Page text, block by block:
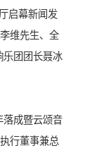
启幕新闻发
维先生、全
乐团团长聂冰
成暨云颂音
行董事兼总